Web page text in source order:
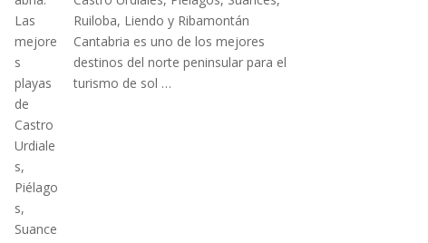
Ruiloba, Liendo y Ribamontán
Cantabria es uno de los mejores
destinos del norte peninsular para el
turismo de sol …